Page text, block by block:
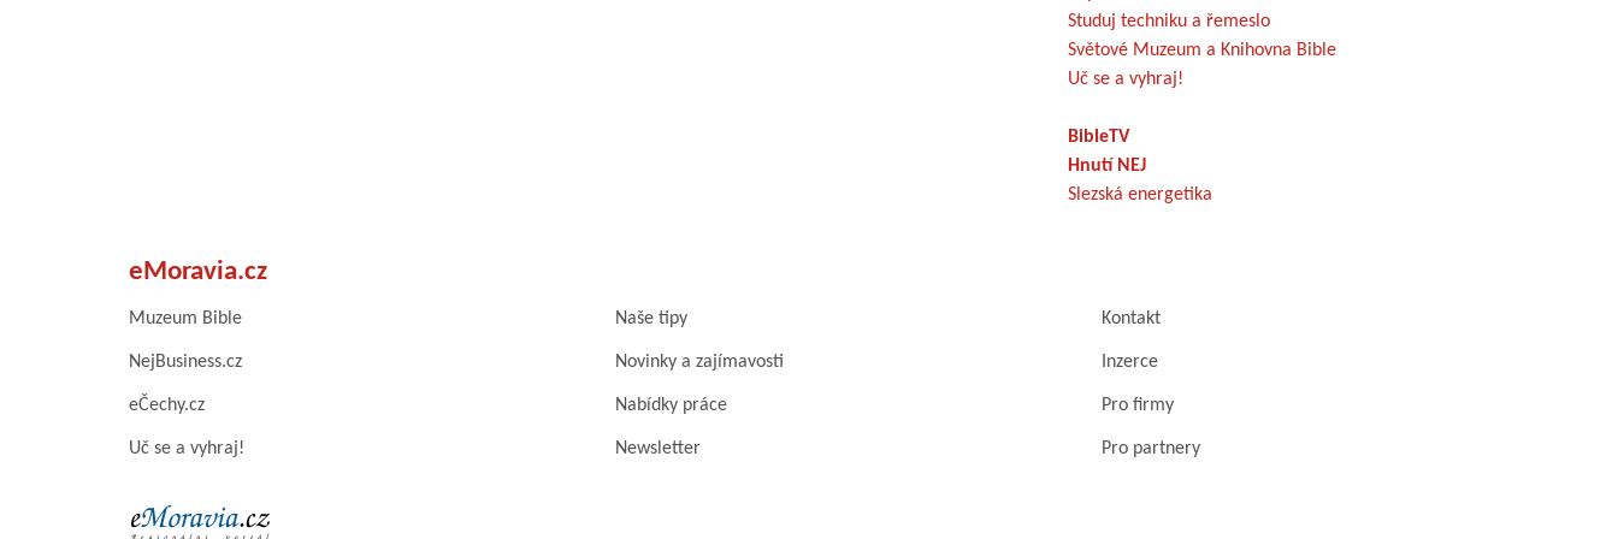
Studuj techniku a řemeslo
Světové Muzeum a Knihovna Bible
Uč se a vyhraj!
BibleTV
Hnutí NEJ
Slezská energetika
eMoravia.cz
Muzeum Bible Naše tipy Kontakt
NejBusiness.cz Novinky a zajímavosti Inzerce
eČechy.cz Nabídky práce Pro firmy
Uč se a vyhraj! Newsletter Pro partnery